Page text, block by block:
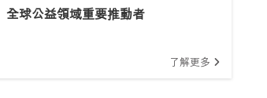
全球公益領域重要推動者
了解更多